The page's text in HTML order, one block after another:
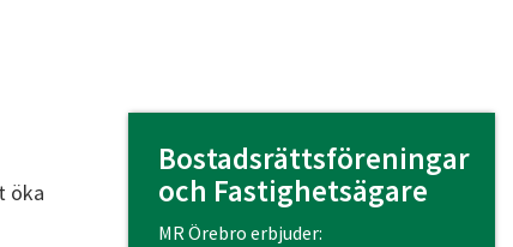
öka
Bostadsrättsföreningar
och Fastighetsägare
MR Örebro erbjuder: